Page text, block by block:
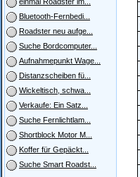
einmal Roadster im...
Bluetooth-Fernbedi...
Roadster neu aufge...
Suche Bordcomputer...
Aufnahmepunkt Wage...
Distanzscheiben fü...
Wickeltisch, schwa...
Verkaufe: Ein Satz...
Suche Fernlichtlam...
Shortblock Motor M...
Koffer für Gepäckt...
Suche Smart Roadst...